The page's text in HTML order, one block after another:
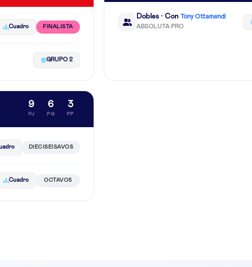
Cuadro FINALISTA
GRUPO 2
Dobles · Con Tony Ottamendi
ABSOLUTA PRO
9
PJ
6
PG
3
PP
DIECISEISAVOS
Cuadro OCTAVOS